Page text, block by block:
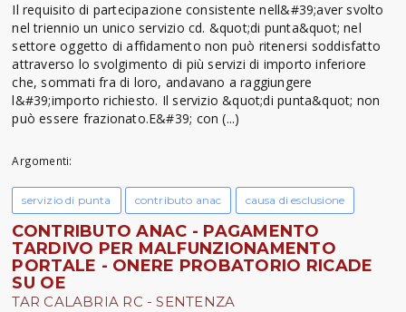
Il requisito di partecipazione consistente nell&#39;aver svolto
nel triennio un unico servizio cd. &quot;di punta&quot; nel
settore oggetto di affidamento non può ritenersi soddisfatto
attraverso lo svolgimento di più servizi di importo inferiore
che, sommati fra di loro, andavano a raggiungere
l&#39;importo richiesto. Il servizio &quot;di punta&quot; non
può essere frazionato.E&#39; con (...)
Argomenti:
servizio di punta contributo anac causa di esclusione
CONTRIBUTO ANAC - PAGAMENTO
TARDIVO PER MALFUNZIONAMENTO
PORTALE - ONERE PROBATORIO RICADE
SU OE
TAR CALABRIA RC - SENTENZA